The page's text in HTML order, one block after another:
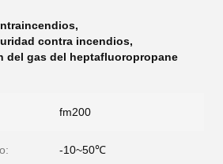
,
contra incendios,
del gas del heptafluoropropane
fm200
-10~50℃